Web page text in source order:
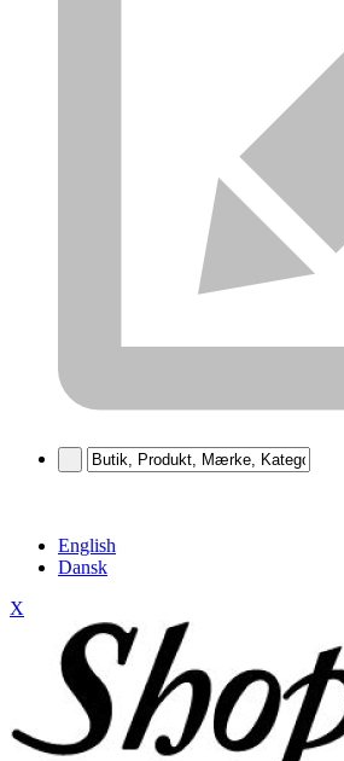
English
Dansk
X